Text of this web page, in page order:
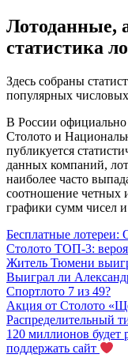
Лотоданные,
статистика
Здесь собраны
популярных
В России
Столото и
публикуется
данных компаний,
наиболее часто
соотношение четных
графики сумм чисел
Бесплатные
Столото ТОП-3:
Житель Тюмени
Выиграл ли
Спортлото 7 из 49?
Акция от Столото
Распределительный
120 миллионов будет
поддержать сайт